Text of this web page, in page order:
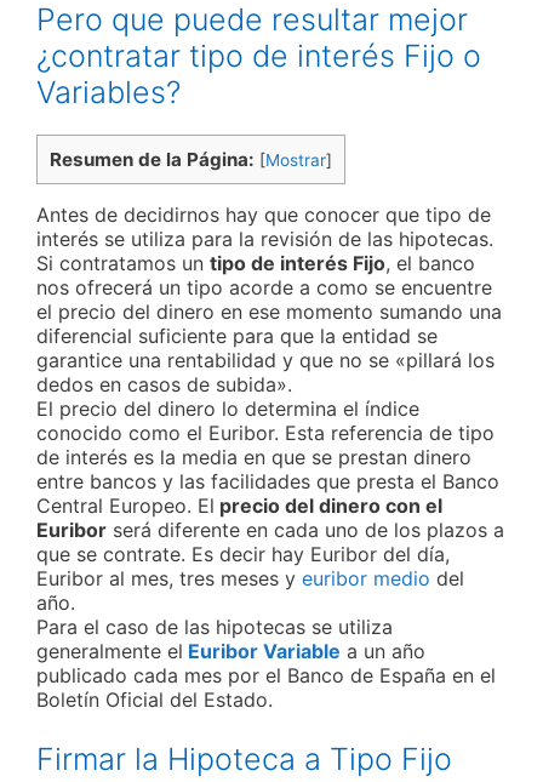
Pero que puede resultar mejor
¿contratar tipo de interés Fijo o
Variables?
Resumen de la Página: [Mostrar]
Antes de decidirnos hay que conocer que tipo de
interés se utiliza para la revisión de las hipotecas.
Si contratamos un tipo de interés Fijo, el banco
nos ofrecerá un tipo acorde a como se encuentre
el precio del dinero en ese momento sumando una
diferencial suficiente para que la entidad se
garantice una rentabilidad y que no se «pillará los
dedos en casos de subida».
El precio del dinero lo determina el índice
conocido como el Euribor. Esta referencia de tipo
de interés es la media en que se prestan dinero
entre bancos y las facilidades que presta el Banco
Central Europeo. El precio del dinero con el
Euribor será diferente en cada uno de los plazos a
que se contrate. Es decir hay Euribor del día,
Euribor al mes, tres meses y euribor medio del
año.
Para el caso de las hipotecas se utiliza
generalmente el Euribor Variable a un año
publicado cada mes por el Banco de España en el
Boletín Oficial del Estado.
Firmar la Hipoteca a Tipo Fijo